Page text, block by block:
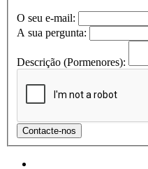
O seu e-mail:
A sua pergunta:
Descrição (Pormenores):